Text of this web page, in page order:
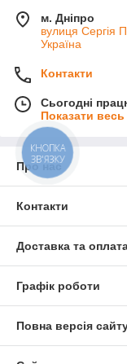
м. Дніпро
вулиця Сергія
Україна
Контакти
Сьогодні
Показати
Про нас
Контакти
Доставка та
Графік роботи
Повна версія
КНОПКА
ЗВ'ЯЗКУ